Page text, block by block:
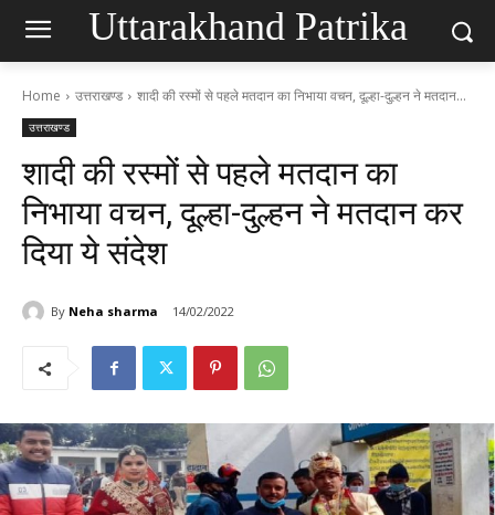
Uttarakhand Patrika
Home उत्तराखण्ड शादी की रस्मों से पहले मतदान का निभाया वचन, दूल्हा-दुल्हन ने मतदान...
उत्तराखण्ड
शादी की रस्मों से पहले मतदान का
निभाया वचन, दूल्हा-दुल्हन ने मतदान कर
दिया ये संदेश
By Neha sharma 14/02/2022